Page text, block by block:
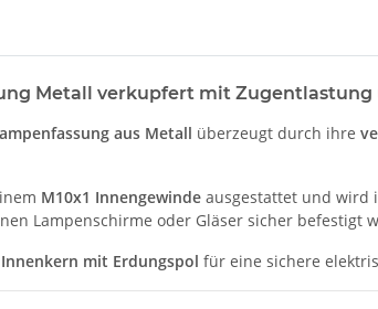
Metall verkupfert mit
aus Metall überzeugt durch ihre
M10x1 Innengewinde ausgestattet und wird
Lampenschirme oder Gläser sicher befestigt
Innenkern mit Erdungspol für eine sichere